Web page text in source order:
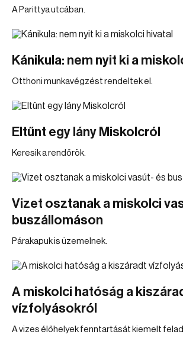
A Parittya utcában.
Kánikula: nem nyit ki a
Otthoni munkavégzést rendeltek el.
Eltűnt egy lány Miskolcról
Keresik a rendőrök.
Vizet osztanak a miskolci
buszállomáson
Párakapuk is üzemelnek.
A miskolci hatóság a
vízfolyásokról
A vizes élőhelyek fenntartását kiemelt